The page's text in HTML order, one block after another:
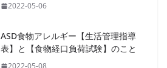
2022-05-06
ASD食物アレルギー【生活管理指導
表】と【食物経口負荷試験】のこと
2022-05-08